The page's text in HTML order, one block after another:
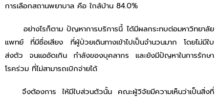
การเลือกสถานพยาบาล คือ ใกล้บ้าน 84.0%
อย่างไรก็ตาม ปัญหาการบริการนี้ ได้มีผลกระทบต่อมหาวิทยาลัย
แพทย์ ที่มีชื่อเสียง ที่ผู้ป่วยเดินทางเข้าไปเป็นจำนวนมาก โดยไม่มีใบ
ส่งตัว จนแออัดเกิน กำลังของบุคลากร และยังมีปัญหาในการรักษา
โรคร่วม ที่ไม่สามารถเบิกจ่ายได้
จึงต้องการ ให้มีใบส่วนตัวนั้น คณะผู้วิจัยมีความเห็นว่าเป็นสิ่งที่